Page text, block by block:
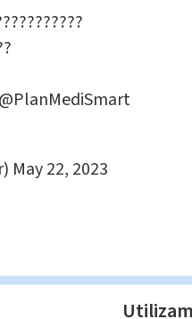
@PlanMediSmart
May 22, 2023
adarle vuelta al 3-0